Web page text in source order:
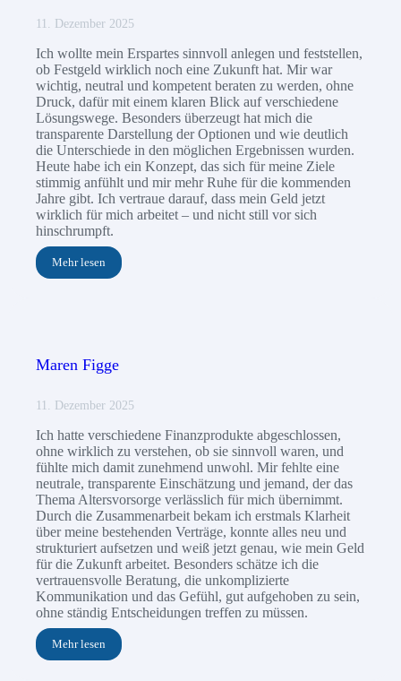
11. Dezember 2025
Ich wollte mein Erspartes sinnvoll anlegen und feststellen,
ob Festgeld wirklich noch eine Zukunft hat. Mir war
wichtig, neutral und kompetent beraten zu werden, ohne
Druck, dafür mit einem klaren Blick auf verschiedene
Lösungswege. Besonders überzeugt hat mich die
transparente Darstellung der Optionen und wie deutlich
die Unterschiede in den möglichen Ergebnissen wurden.
Heute habe ich ein Konzept, das sich für meine Ziele
stimmig anfühlt und mir mehr Ruhe für die kommenden
Jahre gibt. Ich vertraue darauf, dass mein Geld jetzt
wirklich für mich arbeitet – und nicht still vor sich
hinschrumpft.
Mehr lesen
Maren Figge
11. Dezember 2025
Ich hatte verschiedene Finanzprodukte abgeschlossen,
ohne wirklich zu verstehen, ob sie sinnvoll waren, und
fühlte mich damit zunehmend unwohl. Mir fehlte eine
neutrale, transparente Einschätzung und jemand, der das
Thema Altersvorsorge verlässlich für mich übernimmt.
Durch die Zusammenarbeit bekam ich erstmals Klarheit
über meine bestehenden Verträge, konnte alles neu und
strukturiert aufsetzen und weiß jetzt genau, wie mein Geld
für die Zukunft arbeitet. Besonders schätze ich die
vertrauensvolle Beratung, die unkomplizierte
Kommunikation und das Gefühl, gut aufgehoben zu sein,
ohne ständig Entscheidungen treffen zu müssen.
Mehr lesen